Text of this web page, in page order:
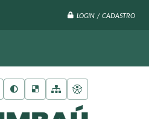
LOGIN / CADASTRO